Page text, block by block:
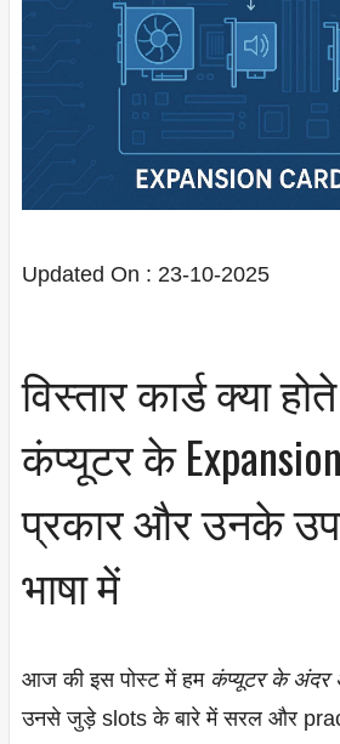
Updated On : 23-10-2025
विस्तार कार्ड क्या
कंप्यूटर के
प्रकार और उनके
भाषा में
आज की इस पोस्ट में हमकंप्यूटर के अंदर
उनसे जुड़े slots के बारे में सरल और